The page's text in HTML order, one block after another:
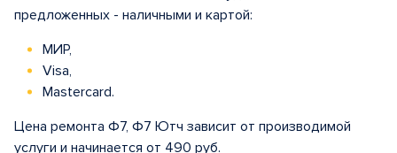
предложенных - наличными и картой:
МИР,
Visa,
Mastercard.
Цена ремонта Ф7, Ф7 Ютч зависит от производимой
услуги и начинается от 490 руб.